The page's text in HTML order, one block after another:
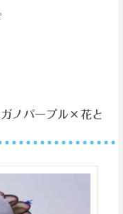
ノパープル×花と